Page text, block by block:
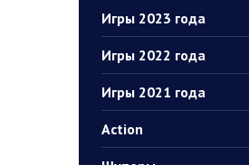
Игры 2023 года
Игры 2022 года
Игры 2021 года
Action